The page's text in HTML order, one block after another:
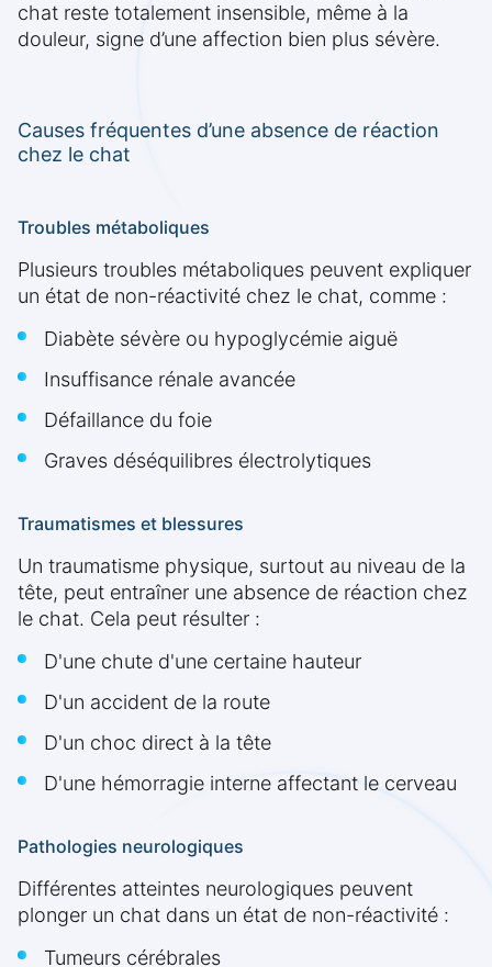
chat reste totalement insensible, même à la
douleur, signe d’une affection bien plus sévère.
Causes fréquentes d’une absence de réaction
chez le chat
Troubles métaboliques
Plusieurs troubles métaboliques peuvent expliquer
un état de non-réactivité chez le chat, comme :
Diabète sévère ou hypoglycémie aiguë
Insuffisance rénale avancée
Défaillance du foie
Graves déséquilibres électrolytiques
Traumatismes et blessures
Un traumatisme physique, surtout au niveau de la
tête, peut entraîner une absence de réaction chez
le chat. Cela peut résulter :
D'une chute d'une certaine hauteur
D'un accident de la route
D'un choc direct à la tête
D'une hémorragie interne affectant le cerveau
Pathologies neurologiques
Différentes atteintes neurologiques peuvent
plonger un chat dans un état de non-réactivité :
Tumeurs cérébrales